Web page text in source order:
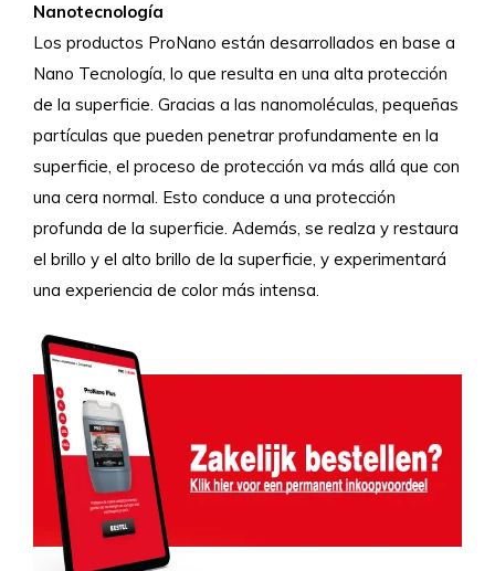
Nanotecnología
Los productos ProNano están desarrollados en base a
Nano Tecnología, lo que resulta en una alta protección
de la superficie. Gracias a las nanomoléculas, pequeñas
partículas que pueden penetrar profundamente en la
superficie, el proceso de protección va más allá que con
una cera normal. Esto conduce a una protección
profunda de la superficie. Además, se realza y restaura
el brillo y el alto brillo de la superficie, y experimentará
una experiencia de color más intensa.